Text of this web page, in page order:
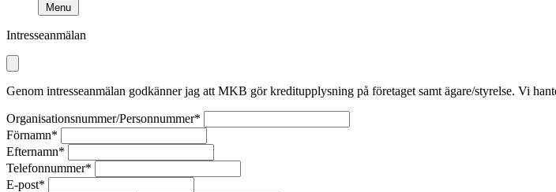
Menu
Intresseanmälan
Genom intresseanmälan godkänner jag att MKB gör kreditupplysning på företaget samt ägare/styrelse. Vi
Organisationsnummer/Personnummer*
Förnamn*
Efternamn*
Telefonnummer*
E-post*